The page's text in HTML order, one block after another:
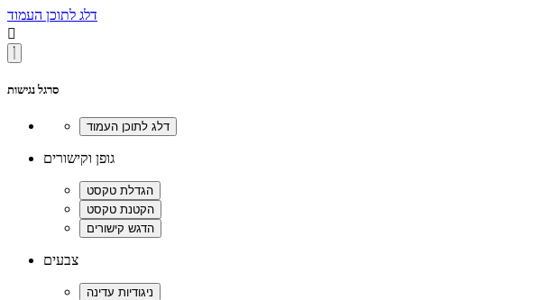
דלג לתוכן העמוד

סרגל נגישות
גופן וקישורים
צבעים